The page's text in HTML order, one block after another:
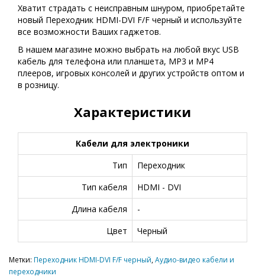
Хватит страдать с неисправным шнуром, приобретайте
новый Переходник HDMI-DVI F/F черный и используйте
все возможности Ваших гаджетов.
В нашем магазине можно выбрать на любой вкус USB
кабель для телефона или планшета, MP3 и MP4
плееров, игровых консолей и других устройств оптом и
в розницу.
Характеристики
Кабели для электроники
Тип
Переходник
Тип кабеля
HDMI - DVI
Длина кабеля
-
Цвет
Черный
Метки: Переходник HDMI-DVI F/F черный,Аудио-видео кабели и
переходники